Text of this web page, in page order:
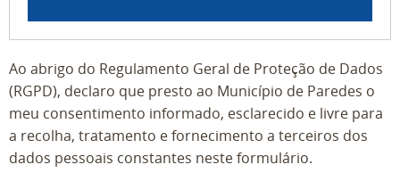
Ao abrigo do Regulamento Geral de Proteção de Dados
(RGPD), declaro que presto ao Município de Paredes o
meu consentimento informado, esclarecido e livre para
a recolha, tratamento e fornecimento a terceiros dos
dados pessoais constantes neste formulário.